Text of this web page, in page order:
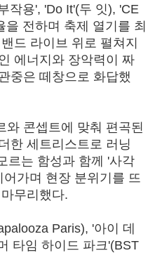
작용', 'Do It'(두 잇), 'CE
을 전하며 축제 열기를 최
드 라이브 위로 펼쳐지
에너지와 장악력이 짜
중은 떼창으로 화답했
와 콘셉트에 맞춰 편곡된
한 세트리스트로 러닝
르는 함성과 함께 '사각
가며 현장 분위기를 뜨
무리했다.
Paris), '아이 데
타임 하이드 파크'(BST